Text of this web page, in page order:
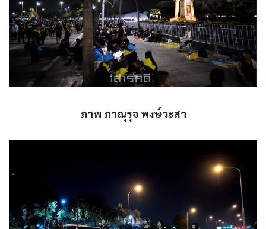
ภาพ ภาณุรุจ พงษ์วะสา